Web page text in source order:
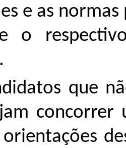
e as
o
que
concorrer